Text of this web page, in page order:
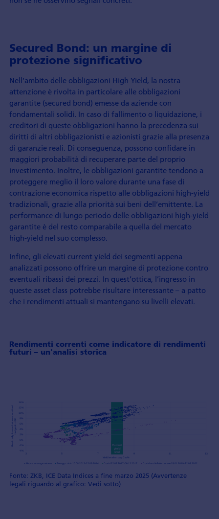
Secured Bond: un margine di
protezione significativo
Nell’ambito delle obbligazioni High Yield, la nostra
attenzione è rivolta in particolare alle obbligazioni
garantite (secured bond) emesse da aziende con
fondamentali solidi. In caso di fallimento o liquidazione, i
creditori di queste obbligazioni hanno la precedenza sui
diritti di altri obbligazionisti e azionisti grazie alla presenza
di garanzie reali. Di conseguenza, possono confidare in
maggiori probabilità di recuperare parte del proprio
investimento. Inoltre, le obbligazioni garantite tendono a
proteggere meglio il loro valore durante una fase di
contrazione economica rispetto alle obbligazioni high-yield
tradizionali, grazie alla priorità sui beni dell’emittente. La
performance di lungo periodo delle obbligazioni high-yield
garantite è del resto comparabile a quella del mercato
high-yield nel suo complesso.
Infine, gli elevati current yield dei segmenti appena
analizzati possono offrire un margine di protezione contro
eventuali ribassi dei prezzi. In quest’ottica, l’ingresso in
queste asset class potrebbe risultare interessante – a patto
che i rendimenti attuali si mantengano su livelli elevati.
Rendimenti correnti come indicatore di rendimenti
futuri – un'analisi storica
Fonte: ZKB, ICE Data Indices a fine marzo 2025 (Avvertenze
legali riguardo al grafico: Vedi sotto)